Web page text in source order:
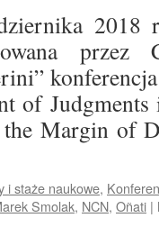
2018
przez
of
the Margin of
i staże naukowe,
Smolak, NCN, Oñati |